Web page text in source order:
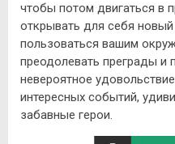
чтобы потом двигаться в
открывать для себя
пользоваться вашим
преодолевать преграды и
невероятное
интересных событий,
забавные герои.